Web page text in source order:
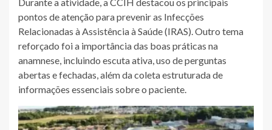
Durante a atividade, a CCIH destacou os principais
pontos de atenção para prevenir as Infecções
Relacionadas à Assistência à Saúde (IRAS). Outro tema
reforçado foi a importância das boas práticas na
anamnese, incluindo escuta ativa, uso de perguntas
abertas e fechadas, além da coleta estruturada de
informações essenciais sobre o paciente.